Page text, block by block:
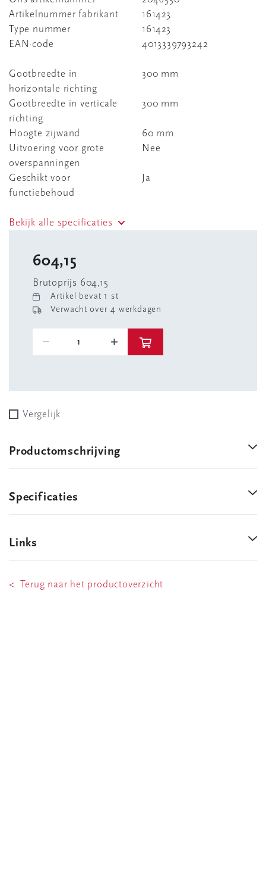
Artikelnummer fabrikant
161423
Type nummer
161423
EAN-code
4013339793242
Gootbreedte in
horizontale richting
300 mm
Gootbreedte in verticale
richting
300 mm
Hoogte zijwand
60 mm
Uitvoering voor grote
overspanningen
Nee
Geschikt voor
functiebehoud
Ja
Bekijk alle specificaties
604,15
Brutoprijs 604,15
Artikel bevat 1 st
Verwacht over 4 werkdagen
Vergelijk
Productomschrijving
Specificaties
Links
< Terug naar het productoverzicht